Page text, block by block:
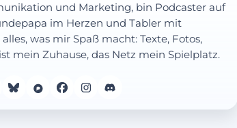
und Marketing, bin Podcaster auf
im Herzen und Tabler mit
was mir Spaß macht: Texte, Fotos,
mein Zuhause, das Netz mein Spielplatz.